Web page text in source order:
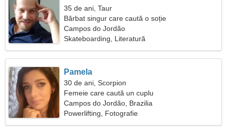
35 de ani, Taur
Bărbat singur care caută o soție
Campos do Jordão
Skateboarding, Literatură
Pamela
30 de ani, Scorpion
Femeie care caută un cuplu
Campos do Jordão, Brazilia
Powerlifting, Fotografie